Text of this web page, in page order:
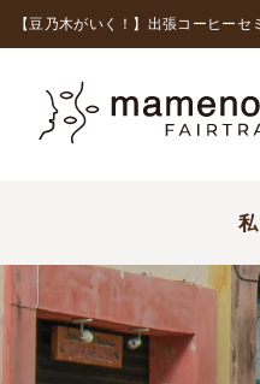
【豆乃木がいく！】出張コーヒー